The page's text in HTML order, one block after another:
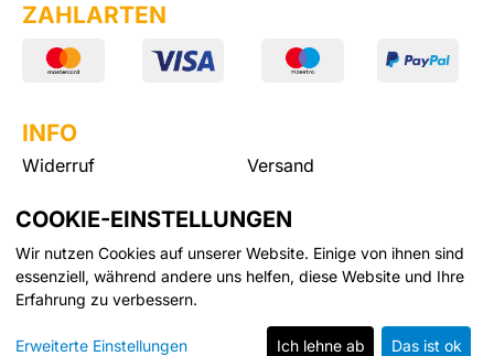
ZAHLARTEN
INFO
Widerruf
Versand
eCommerce-System by
COOKIE-EINSTELLUNGEN
Wir nutzen Cookies auf unserer Website. Einige von ihnen sind
essenziell, während andere uns helfen, diese Website und Ihre
Erfahrung zu verbessern.
Erweiterte Einstellungen Ich lehne ab Das ist ok